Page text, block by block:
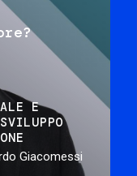
E
SVILUPPO
Giacomessi